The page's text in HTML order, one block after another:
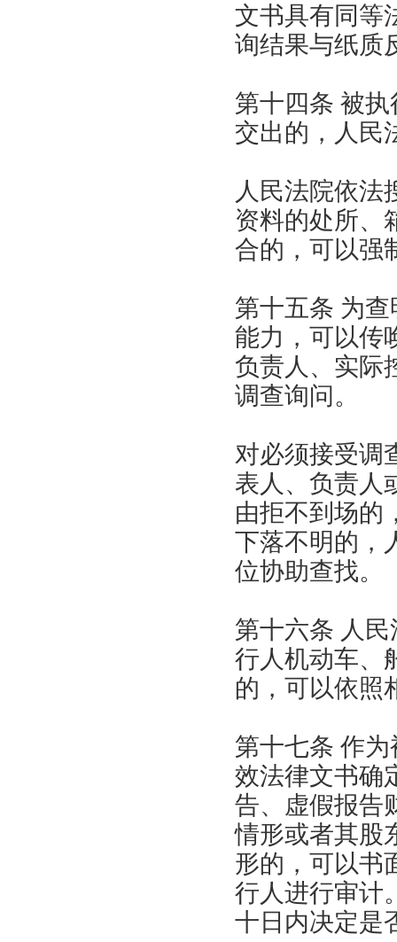
文书具有同等
询结果与纸质
第十四条 被
交出的，人民
人民法院依法
资料的处所、
合的，可以强
第十五条 为
能力，可以传
负责人、实际
调查询问。
对必须接受调
表人、负责人
由拒不到场的
下落不明的，
位协助查找。
第十六条 人
行人机动车、
的，可以依照
第十七条 作
效法律文书确
告、虚假报告
情形或者其股
形的，可以书
行人进行审计
十日内决定是